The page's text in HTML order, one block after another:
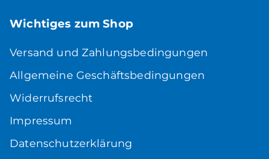
Wichtiges zum Shop
Versand und Zahlungsbedingungen
Allgemeine Geschäftsbedingungen
Widerrufsrecht
Impressum
Datenschutzerklärung